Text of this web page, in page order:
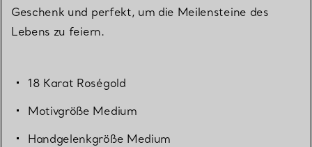
Geschenk und perfekt, um die Meilensteine des
Lebens zu feiern.
18 Karat Roségold
Motivgröße Medium
Handgelenkgröße Medium